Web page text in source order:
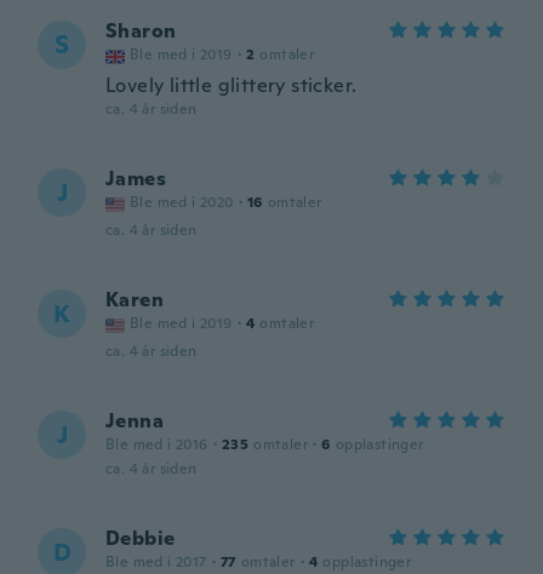
S Sharon
Ble med i 2019 · 2 omtaler
Lovely little glittery sticker.
ca. 4 år siden
J James
Ble med i 2020 · 16 omtaler
ca. 4 år siden
K Karen
Ble med i 2019 · 4 omtaler
ca. 4 år siden
J Jenna
Ble med i 2016 · 235 omtaler · 6 opplastinger
ca. 4 år siden
D Debbie
Ble med i 2017 · 77 omtaler · 4 opplastinger